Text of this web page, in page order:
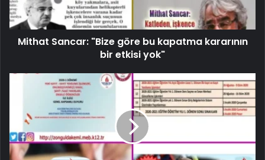
Mithat Sancar: "Bize göre bu kapatma kararının
bir etkisi yok"